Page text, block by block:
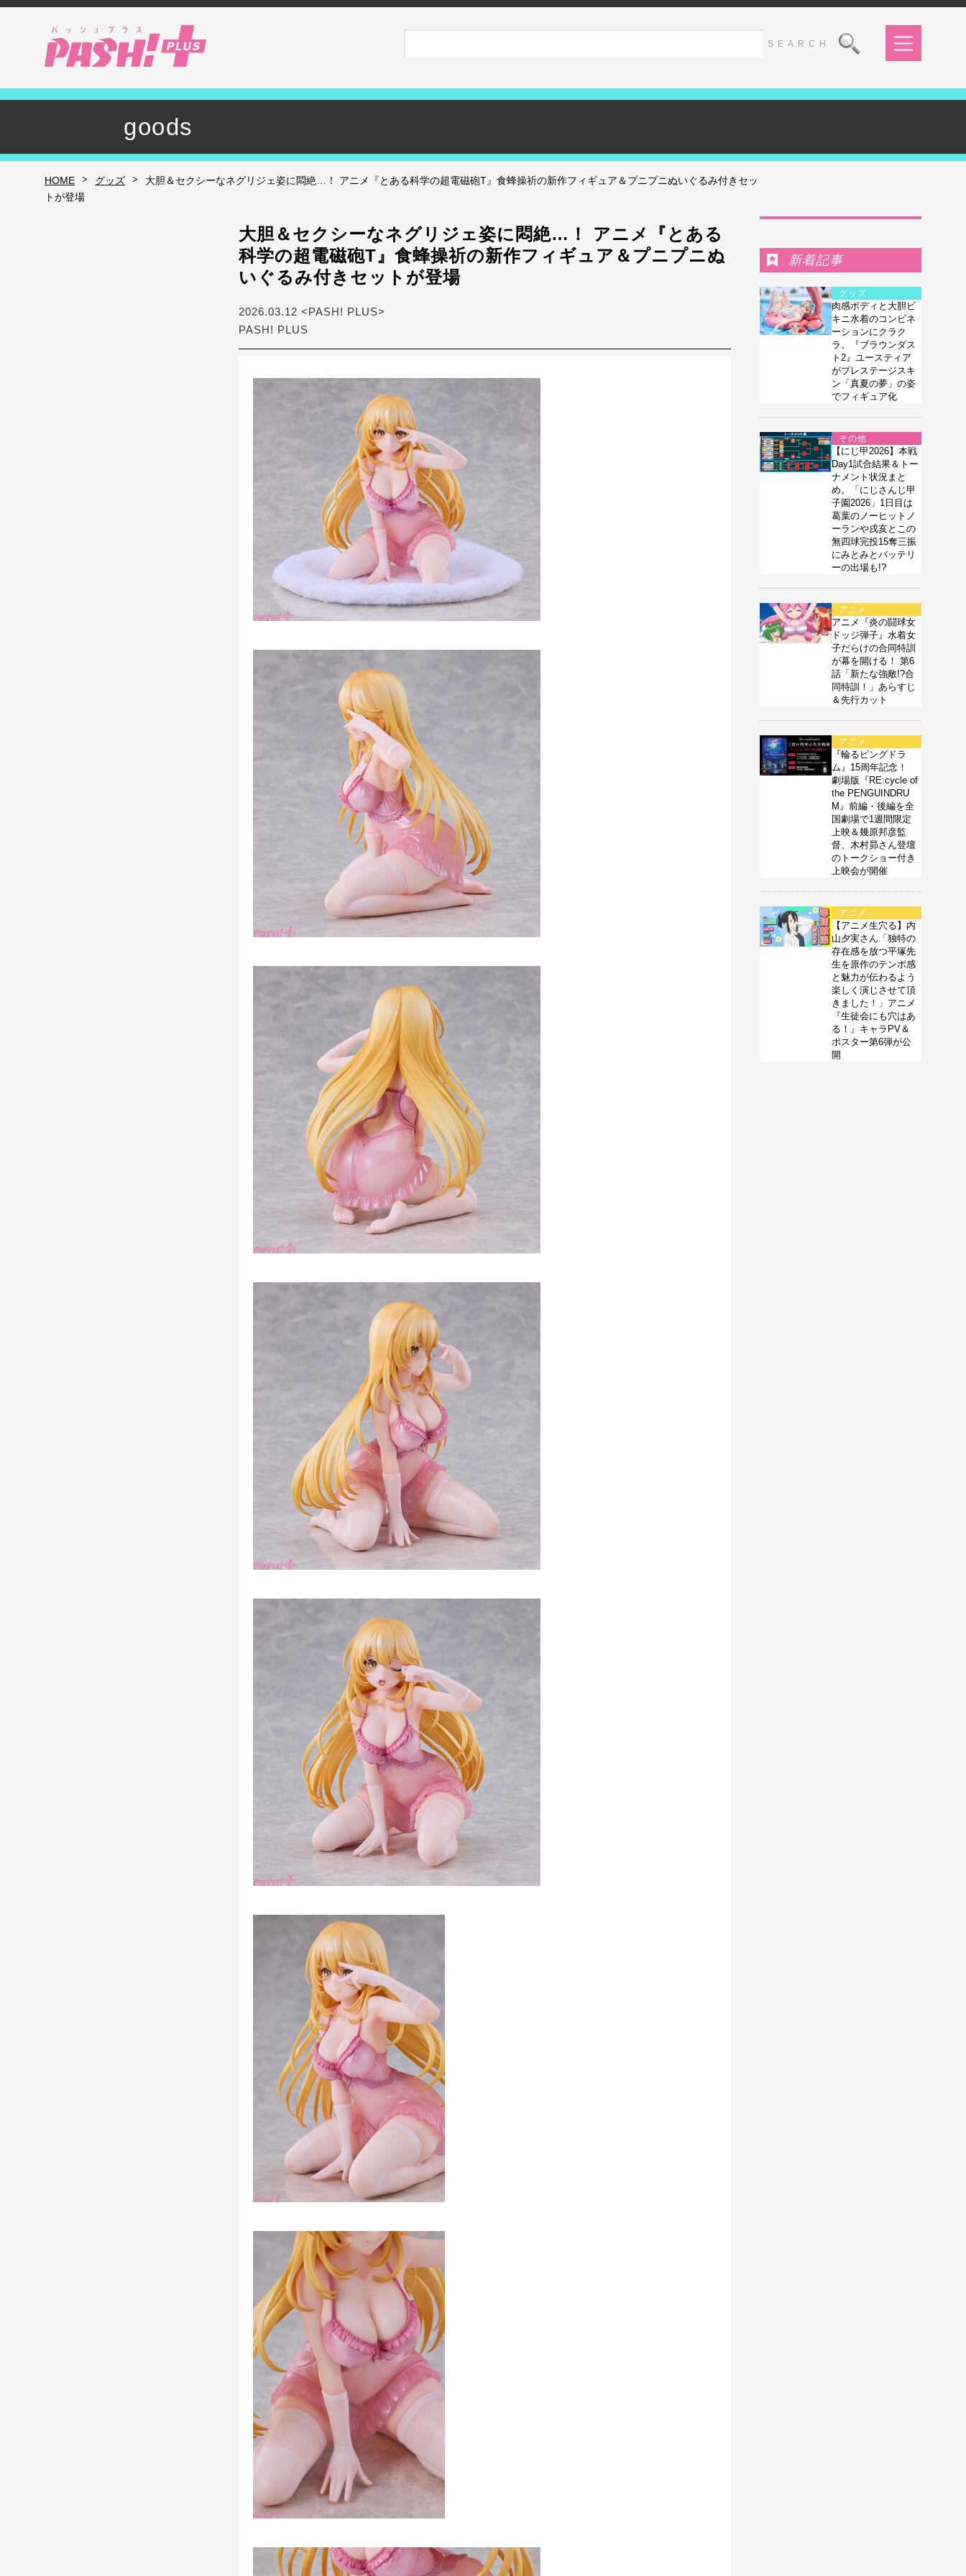
goods
HOME > グッズ >
大胆＆セクシーなネグリジェ姿に悶絶…！ アニメ『とある科学の超電磁砲T』食蜂操祈の新作フィギュア＆プニプニぬいぐるみ付きセッ
トが登場
大胆＆セクシーなネグリジェ姿に悶絶…！ アニメ『とある
科学の超電磁砲T』食蜂操祈の新作フィギュア＆プニプニぬ
いぐるみ付きセットが登場
2026.03.12 <PASH! PLUS>
PASH! PLUS
新着記事
グッズ
肉感ボディと大胆ビ
キニ水着のコンビネ
ーションにクラク
ラ。『ブラウンダス
ト2』ユースティア
がプレステージスキ
ン「真夏の夢」の姿
でフィギュア化
その他
【にじ甲2026】本戦
Day1試合結果＆トー
ナメント状況まと
め。「にじさんじ甲
子園2026」1日目は
葛葉のノーヒットノ
ーランや戌亥とこの
無四球完投15奪三振
にみとみとバッテリ
ーの出場も!?
アニメ
アニメ『炎の闘球女
ドッジ弾子』水着女
子だらけの合同特訓
が幕を開ける！ 第6
話「新たな強敵!?合
同特訓！」あらすじ
＆先行カット
アニメ
『輪るピングドラ
ム』15周年記念！
劇場版『RE:cycle of
the PENGUINDRU
M』前編・後編を全
国劇場で1週間限定
上映＆幾原邦彦監
督、木村昴さん登壇
のトークショー付き
上映会が開催
アニメ
【アニメ生穴る】内
山夕実さん「独特の
存在感を放つ平塚先
生を原作のテンポ感
と魅力が伝わるよう
楽しく演じさせて頂
きました！」アニメ
『生徒会にも穴はあ
る！』キャラPV＆
ポスター第6弾が公
開